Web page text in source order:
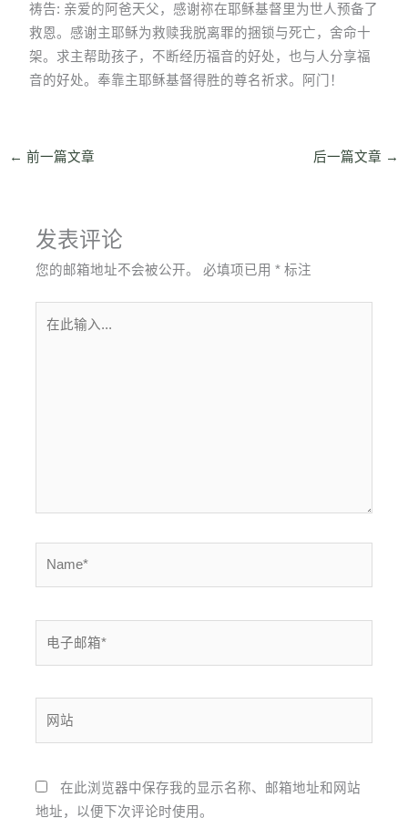
祷告: 亲爱的阿爸天父，感谢祢在耶稣基督里为世人预备了
救恩。感谢主耶稣为救赎我脱离罪的捆锁与死亡，舍命十
架。求主帮助孩子，不断经历福音的好处，也与人分享福
音的好处。奉靠主耶稣基督得胜的尊名祈求。阿门！
← 前一篇文章 后一篇文章 →
发表评论
您的邮箱地址不会被公开。 必填项已用* 标注
箱
在此浏览器中保存我的显示名称、邮箱地址和网站
地址，以便下次评论时使用。